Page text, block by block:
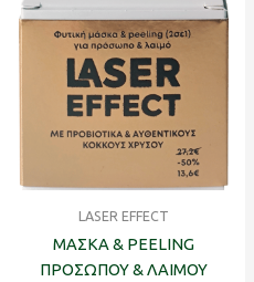
LASER EFFECT
ΜΑΣΚΑ & PEELING
ΠΡΟΣΩΠΟΥ & ΛΑΙΜΟΥ